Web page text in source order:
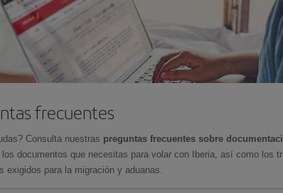
frecuentes
Consulta nuestras preguntas frecuentes sobre
documentos que necesitas para volar con Iberia, así como los
exigidos para la migración y aduanas.